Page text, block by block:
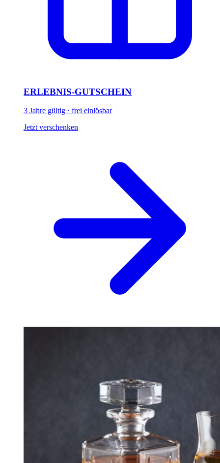
ERLEBNIS-GUTSCHEIN
3 Jahre gültig · frei einlösbar
Jetzt verschenken